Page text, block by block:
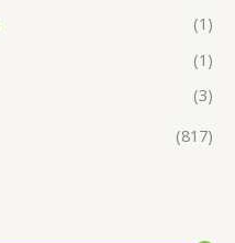
(1)
(1)
(3)
(817)